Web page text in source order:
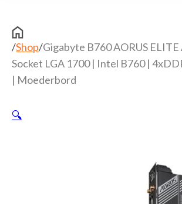
/Shop/Gigabyte B760 AORUS
Socket LGA 1700 | Intel B760 |
| Moederbord
🔍